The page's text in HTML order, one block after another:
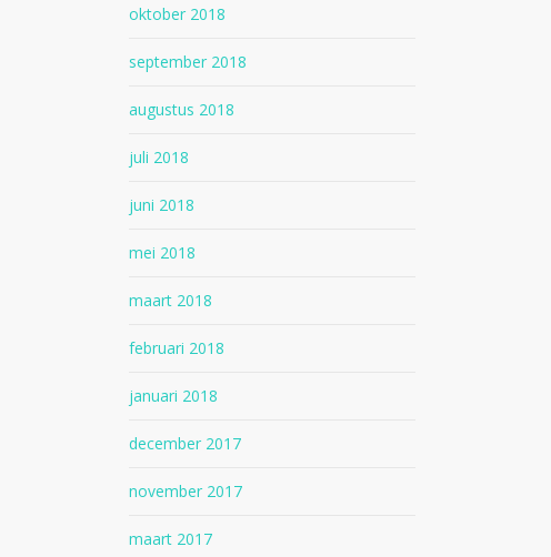
oktober 2018
september 2018
augustus 2018
juli 2018
juni 2018
mei 2018
maart 2018
februari 2018
januari 2018
december 2017
november 2017
maart 2017